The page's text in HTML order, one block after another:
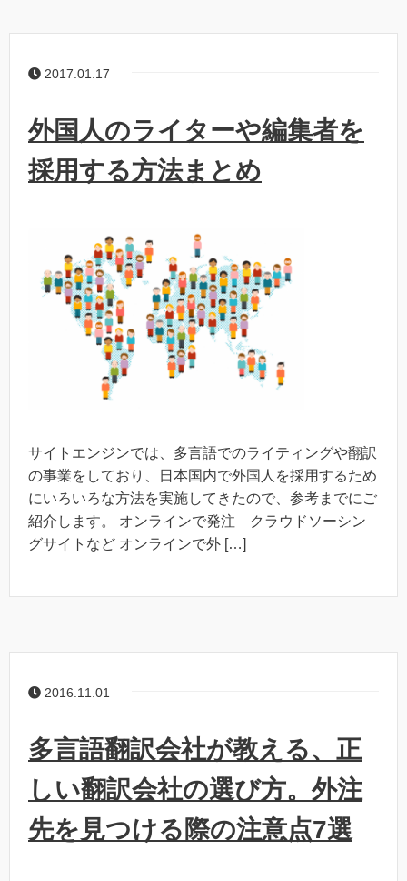
2017.01.17
外国人のライターや編集者を
採用する方法まとめ
サイトエンジンでは、多言語でのライティングや翻訳
の事業をしており、日本国内で外国人を採用するため
にいろいろな方法を実施してきたので、参考までにご
紹介します。 オンラインで発注 クラウドソーシン
グサイトなど オンラインで外 […]
2016.11.01
多言語翻訳会社が教える、正
しい翻訳会社の選び方。外注
先を見つける際の注意点7選